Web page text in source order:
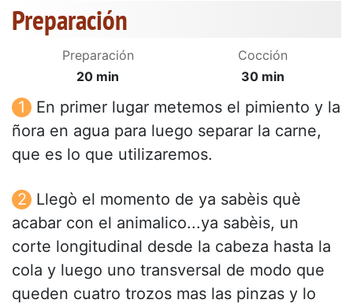
Preparación
Preparación
20 min
Cocción
30 min
En primer lugar metemos el pimiento y la
ñora en agua para luego separar la carne,
que es lo que utilizaremos.
Llegò el momento de ya sabèis què
acabar con el animalico...ya sabèis, un
corte longitudinal desde la cabeza hasta la
cola y luego uno transversal de modo que
queden cuatro trozos mas las pinzas y lo